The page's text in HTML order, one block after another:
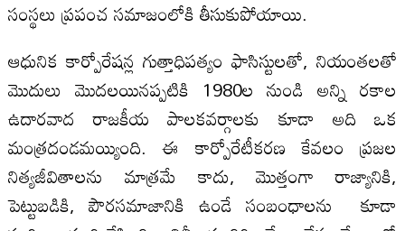
సంస్థలు ప్రపంచ సమాజంలోకి తీసుకుపోయాయి.
ఆధునిక కార్పోరేషన్ల గుత్తాధిపత్యం ఫాసిస్టులతో, నియంతలతో
మొదులు మొదలయినప్పటికి 1980ల నుండి అన్ని రకాల
ఉదారవాద రాజకీయ పాలకవర్గాలకు కూడా అది ఒక
మంత్రదండమయ్యింది. ఈ కార్పోరేటీకరణ కేవలం ప్రజల
నిత్యజీవితాలను మాత్రమే కాదు, మొత్తంగా రాజ్యానికి,
పెట్టుబడికి, పౌరసమాజానికి ఉండే సంబంధాలను కూడా